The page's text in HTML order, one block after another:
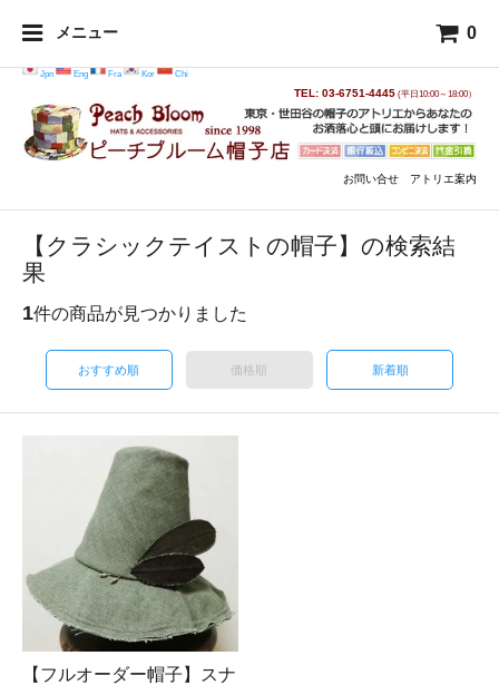
メニュー 0
Jpn Eng Fra Kor Chi
TEL: 03-6751-4445 (平日10:00～18:00）
お問い合せ アトリエ案内
【クラシックテイストの帽子】の検索結
果
1件の商品が見つかりました
おすすめ順 価格順 新着順
【フルオーダー帽子】スナ